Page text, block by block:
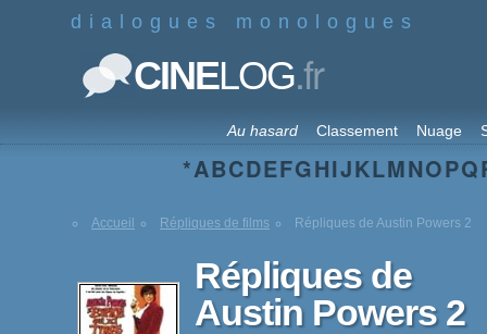
dialogues monologues
CINELOG.fr
Au hasard Classement Nuage
*ABCDEFGHIJKLMNOPQ
Accueil Répliques de films Répliques de Austin Powers 2
Répliques de
Austin Powers 2